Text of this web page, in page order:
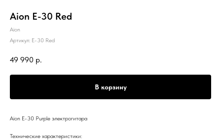
Aion E-30 Red
Aion
Артикул: E-30 Red
49 990 р.
В корзину
Aion E-30 Purple электрогитара
Технические характеристики: